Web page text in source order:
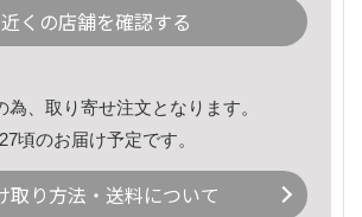
近くの店舗を確認する
為、取り寄せ注文となります。
頃のお届け予定です。
取り方法・送料について